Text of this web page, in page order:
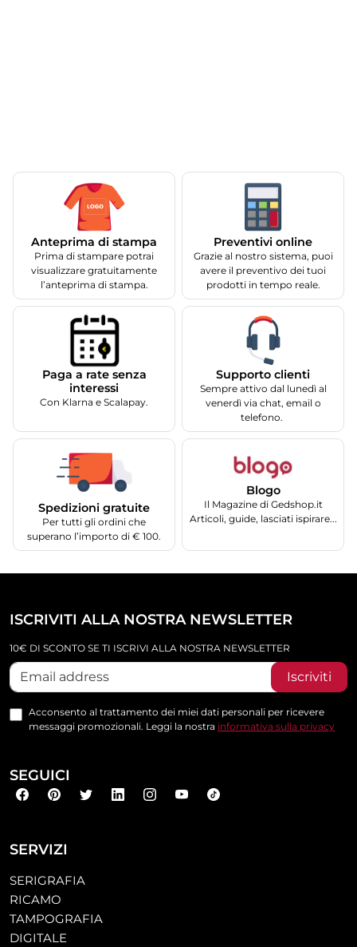
Anteprima di stampa
Prima di stampare potrai
visualizzare gratuitamente
l’anteprima di stampa.
Preventivi online
Grazie al nostro sistema, puoi
avere il preventivo dei tuoi
prodotti in tempo reale.
Paga a rate senza
interessi
Con Klarna e Scalapay.
Supporto clienti
Sempre attivo dal lunedì al
venerdì via chat, email o
telefono.
Spedizioni gratuite
Per tutti gli ordini che
superano l’importo di € 100.
Blogo
Il Magazine di Gedshop.it
Articoli, guide, lasciati ispirare...
SERVIZI
SERIGRAFIA
RICAMO
TAMPOGRAFIA
DIGITALE
ISCRIVITI ALLA NOSTRA NEWSLETTER
10€ DI SCONTO SE TI ISCRIVI ALLA NOSTRA NEWSLETTER
Iscriviti
Acconsento al trattamento dei miei dati personali per ricevere
messaggi promozionali. Leggi la nostra informativa sulla privacy
SEGUICI